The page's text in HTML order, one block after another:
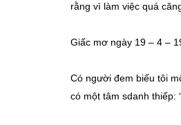
rằng vì làm việc quá
Giấc mơ ngày 19 – 4 –
Có người đem biếu tôi
có một tâm sdanh thiếp: